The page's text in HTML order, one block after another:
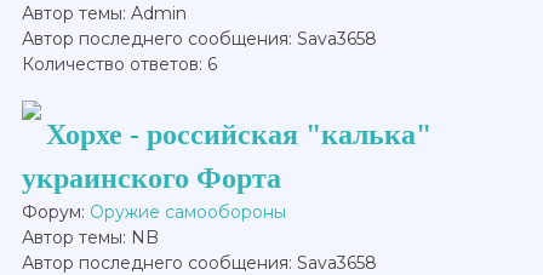
Автор темы: Admin
Автор последнего сообщения: Sava3658
Количество ответов: 6
Хорхе - российская "калька"
украинского Форта
Форум: Оружие самообороны
Автор темы: NB
Автор последнего сообщения: Sava3658